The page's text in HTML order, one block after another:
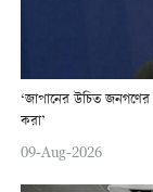
‘জাপানের উচিত
করা’
09-Aug-2026